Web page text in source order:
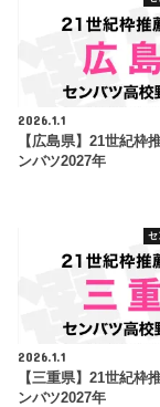
2026.1.1
【広島県】21世紀枠
ンバツ2027年
セ
2026.1.1
【三重県】21世紀枠
ンバツ2027年